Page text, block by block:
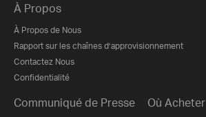
À Propos
À Propos de Nous
Rapport sur les chaînes d’approvisionnement
Contactez Nous
Confidentialité
Communiqué de Presse Où Acheter